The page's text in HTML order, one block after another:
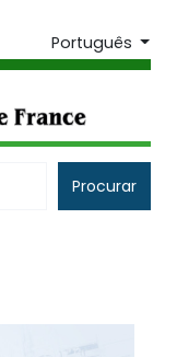
Português
Procurar